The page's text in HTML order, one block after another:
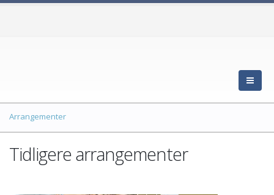
Arrangementer
Tidligere arrangementer